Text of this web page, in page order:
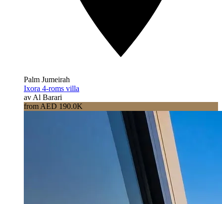
Palm Jumeirah
Ixora 4-roms villa
av Al Barari
from AED 190.0K